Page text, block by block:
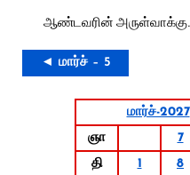
ஆண்டவரின் அருள்வாக்கு.
◄ மார்ச் – 5
மார்ச்-2027
ஞா
7
தி
1 8